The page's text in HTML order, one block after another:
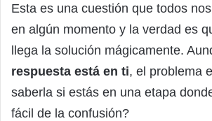
Esta es una cuestión que todos
en algún momento y la verdad es
llega la solución mágicamente.
respuesta está en ti, el problema
saberla si estás en una etapa
fácil de la confusión?